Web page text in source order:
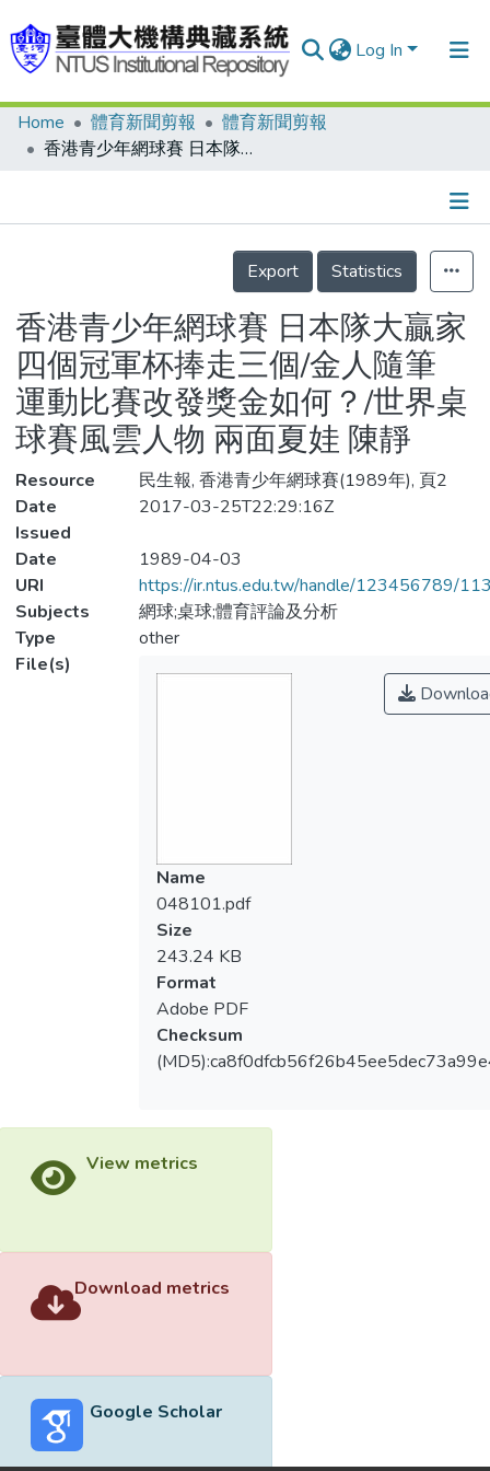
Log In
Communities & Collections
Statistics
Home 體育新聞剪報
體育新聞剪報
香港青少年網球賽 日本隊大贏家 四個冠軍杯捧走三個/金人隨筆 運動比賽改發獎金如何？/世界桌球賽風雲人物 兩面夏娃 陳靜
Details
Export
Statistics
香港青少年網球賽 日本隊大贏家
四個冠軍杯捧走三個/金人隨筆
運動比賽改發獎金如何？/世界桌
球賽風雲人物 兩面夏娃 陳靜
Resource
民生報, 香港青少年網球賽(1989年), 頁2
Date
Issued
2017-03-25T22:29:16Z
Date
1989-04-03
URI
https://ir.ntus.edu.tw/handle/123456789/
Subjects
網球;桌球;體育評論及分析
Type
other
File(s)
Name
048101.pdf
Size
243.24 KB
Format
Adobe PDF
Checksum
View metrics
Download metrics
Google Scholar